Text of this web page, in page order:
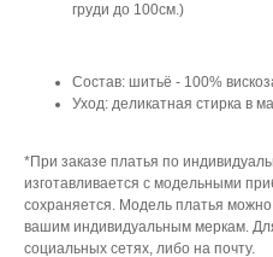
груди до 100см.)
Состав: шитьё - 100%
Уход: деликатная стирка в
*При заказе платья по
изготавливается с модельными
сохраняется. Модель платья
вашим индивидуальным меркам.
социальных сетях, либо на почту.